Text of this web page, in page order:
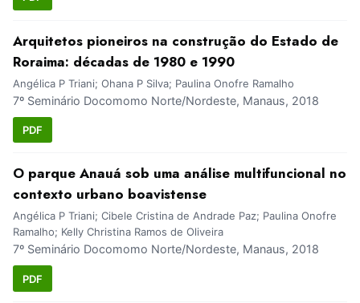
Arquitetos pioneiros na construção do Estado de
Roraima: décadas de 1980 e 1990
Angélica P Triani; Ohana P Silva; Paulina Onofre Ramalho
7º Seminário Docomomo Norte/Nordeste, Manaus, 2018
PDF
O parque Anauá sob uma análise multifuncional no
contexto urbano boavistense
Angélica P Triani; Cibele Cristina de Andrade Paz; Paulina Onofre
Ramalho; Kelly Christina Ramos de Oliveira
7º Seminário Docomomo Norte/Nordeste, Manaus, 2018
PDF